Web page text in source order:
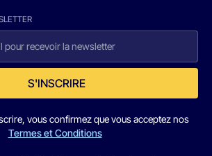
S'INSCRIRE
vous confirmez que vous acceptez nos
Termes et Conditions